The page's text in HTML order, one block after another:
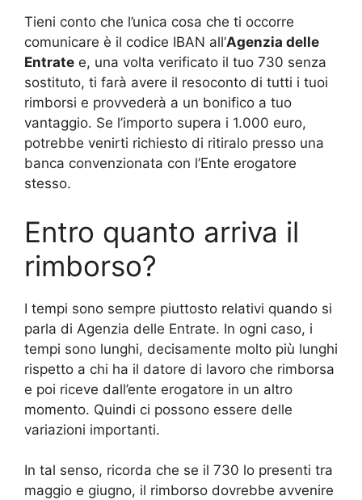
Tieni conto che l’unica cosa che ti occorre
comunicare è il codice IBAN all’Agenzia delle
Entrate e, una volta verificato il tuo 730 senza
sostituto, ti farà avere il resoconto di tutti i tuoi
rimborsi e provvederà a un bonifico a tuo
vantaggio. Se l’importo supera i 1.000 euro,
potrebbe venirti richiesto di ritiralo presso una
banca convenzionata con l’Ente erogatore
stesso.
Entro quanto arriva il
rimborso?
I tempi sono sempre piuttosto relativi quando si
parla di Agenzia delle Entrate. In ogni caso, i
tempi sono lunghi, decisamente molto più lunghi
rispetto a chi ha il datore di lavoro che rimborsa
e poi riceve dall’ente erogatore in un altro
momento. Quindi ci possono essere delle
variazioni importanti.
In tal senso, ricorda che se il 730 lo presenti tra
maggio e giugno, il rimborso dovrebbe avvenire